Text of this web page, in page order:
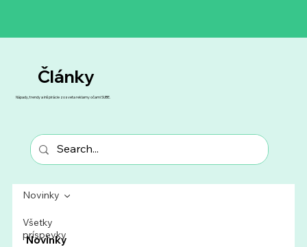
​Články
Nápady, trendy a inšpirácie zo sveta reklamy očami SUBE.
Všetky
príspevky
Novinky
Novinky